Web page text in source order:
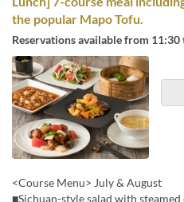
the popular Mapo Tofu.
Reservations available from 11:30
<Course Menu> July & August
■Sichuan-style salad with steamed